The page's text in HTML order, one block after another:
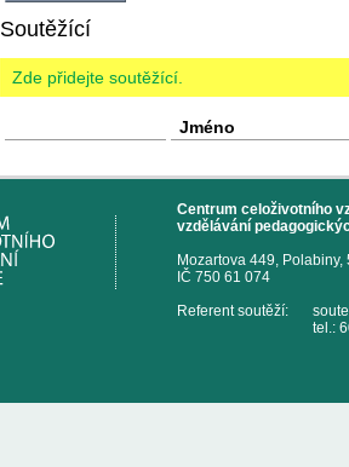
Soutěžící
Zde přidejte soutěžící.
Jméno
Centrum celoživotního
vzdělávání
Mozartova 449,
IČ 750 61 074
Referent soutěží:
tel.: